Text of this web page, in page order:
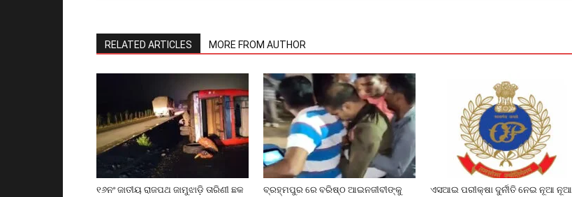
RELATED ARTICLES MORE FROM AUTHOR
୧୬ନଂ ଜାତୀୟ ରାଜପଥ ଜାମୁଝାଡ଼ି ତାରିଣୀ ଛକ
ବ୍ରହ୍ମପୁର ରେ ବରିଷ୍ଠ ଆଇନଜୀବୀଙ୍କୁ
ଏସଆଇ ପରୀକ୍ଷା ଦୁର୍ନୀତି ନେଇ ନୂଆ ନୂଆ